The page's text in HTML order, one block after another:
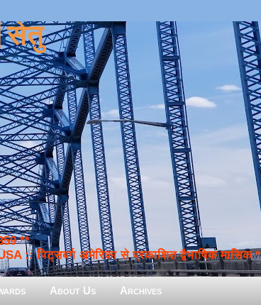
सेतु
**
पिट्सबर्ग अमेरिका से प्रकाशित द्वैभाषिक मासिक *
About Us Archives